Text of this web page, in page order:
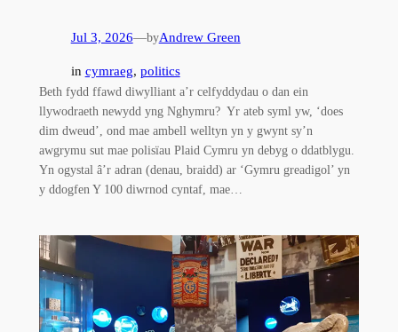
Jul 3, 2026—byAndrew Green
in cymraeg, politics
Beth fydd ffawd diwylliant a’r celfyddydau o dan ein
llywodraeth newydd yng Nghymru? Yr ateb syml yw, ‘does
dim dweud’, ond mae ambell welltyn yn y gwynt sy’n
awgrymu sut mae polisïau Plaid Cymru yn debyg o ddatblygu.
Yn ogystal â’r adran (denau, braidd) ar ‘Gymru greadigol’ yn
y ddogfen Y 100 diwrnod cyntaf, mae…